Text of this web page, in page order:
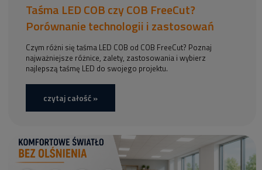
Taśma LED COB czy COB FreeCut?
Porównanie technologii i zastosowań
Czym różni się taśma LED COB od COB FreeCut? Poznaj
najważniejsze różnice, zalety, zastosowania i wybierz
najlepszą taśmę LED do swojego projektu.
czytaj całość »